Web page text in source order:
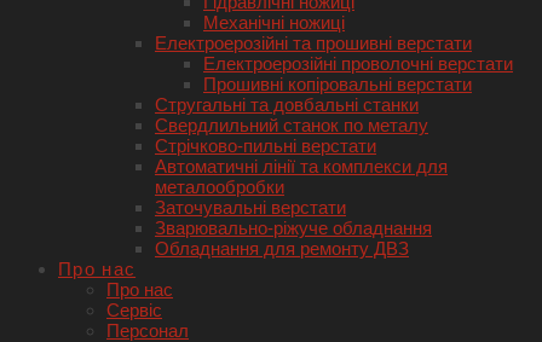
Механічні ножиці
Електроерозійні та прошивні верстати
Електроерозійні проволочні верстати
Прошивні копіровальні верстати
Стругальні та довбальні станки
Свердлильний станок по металу
Стрічково-пильні верстати
Автоматичні лінії та комплекси для
металообробки
Заточувальні верстати
Зварювально-ріжуче обладнання
Обладнання для ремонту ДВЗ
Про нас
Про нас
Сервіс
Персонал